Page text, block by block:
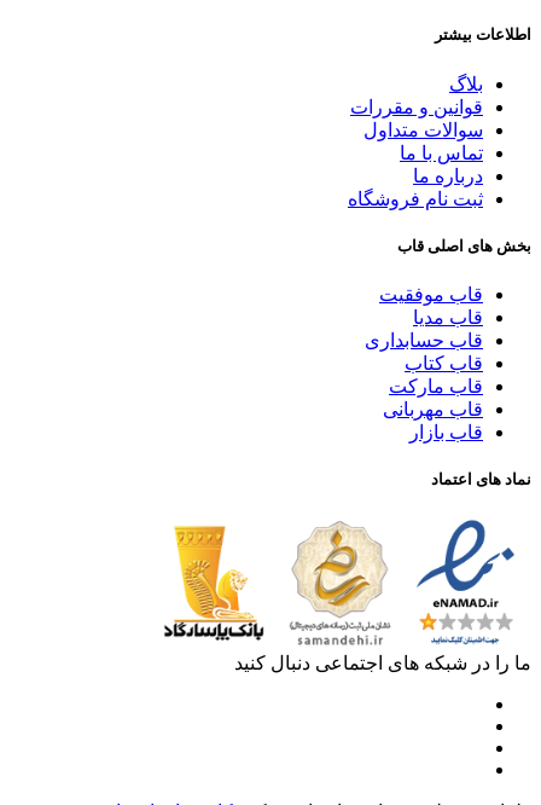
اطلاعات بیشتر
بلاگ
قوانین و مقررات
سوالات متداول
تماس با ما
درباره ما
ثبت نام فروشگاه
بخش های اصلی قاب
قاب موفقیت
قاب مدیا
قاب حسابداری
قاب کتاب
قاب مارکت
قاب مهربانی
قاب بازار
نماد های اعتماد
ما را در شبکه های اجتماعی دنبال کنید